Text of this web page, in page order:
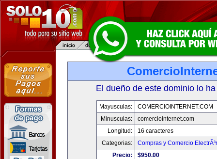
El dueño de este dominio lo
Mayusculas:
COMERCIOINTERNET.COM
Minusculas:
comerciointernet.com
Longitud:
16 caracteres
Categorias:
Compras y Comercio
Precio:
$950.00